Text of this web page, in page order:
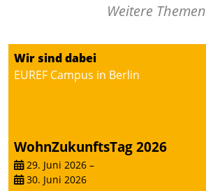
profitieren: Die nahtlose
von AktivBo und
Datatrain ermöglicht
automatisiert ausgelöste,
intelligente,
datengestützte
Entscheidungen.
Weitere Themen
Wir sind dabei
EUREF Campus in Berlin
WohnZukunftsTag 2026
29. Juni 2026 –
30. Juni 2026